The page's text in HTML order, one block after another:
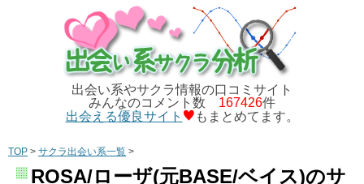
出会い系やサクラ情報の口コミサイト
みんなのコメント数 167426件
出会える優良サイト
もまとめてます。
TOP > サクラ出会い系一覧 >
ROSA/ローザ(元BASE/ベイス)のサ